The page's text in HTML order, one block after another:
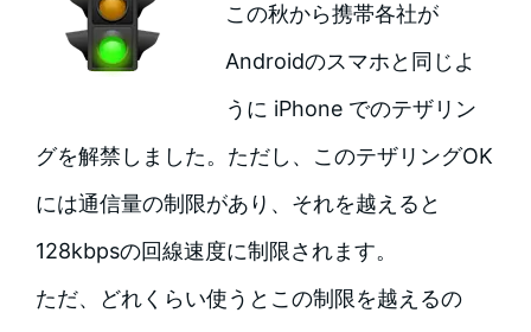
この秋から携帯各社が
Androidのスマホと同じよ
うに iPhone でのテザリン
グを解禁しました。ただし、このテザリングOK
には通信量の制限があり、それを越えると
128kbpsの回線速度に制限されます。
ただ、どれくらい使うとこの制限を越えるの